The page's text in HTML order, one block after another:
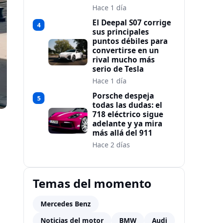
Hace 1 día
4
El Deepal S07 corrige
sus principales
puntos débiles para
convertirse en un
rival mucho más
serio de Tesla
Hace 1 día
5
Porsche despeja
todas las dudas: el
718 eléctrico sigue
adelante y ya mira
más allá del 911
Hace 2 días
Temas del momento
Mercedes Benz
Noticias del motor
BMW
Audi